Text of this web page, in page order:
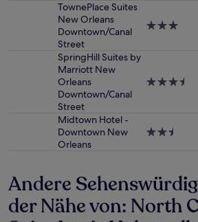
Verfügbarkeiten
zusätzliche
Bedingungen
TownePlace Suites
New Orleans
Downtown/Canal
Street
3.0-
SpringHill Suites by
Marriott New
Orleans
Downtown/Canal
Street
3.5-
Midtown Hotel -
Downtown New
Orleans
2.5-
Andere
der Nähe von: North